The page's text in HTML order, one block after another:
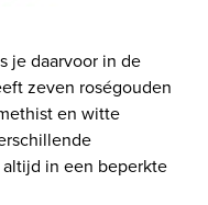
je daarvoor in de
zeven roségouden
en witte
in een beperkte